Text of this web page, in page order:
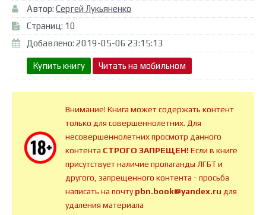
Автор: Сергей Лукьяненко
Страниц: 10
Добавлено: 2019-05-06 23:15:13
Купить книгу Читать на мобильном
Внимание! Книга может содержать контент
только для совершеннолетних. Для
несовершеннолетних просмотр данного
контента СТРОГО ЗАПРЕЩЕН!Если в книге
присутствует наличие пропаганды ЛГБТ и
другого, запрещенного контента - просьба
написать на почтуpbn.book@yandex.ru для
удаления материала